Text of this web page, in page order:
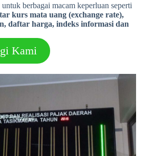
berbagai macam keperluan seperti
kurs mata uang (exchange rate),
daftar harga, indeks informasi dan
Kami